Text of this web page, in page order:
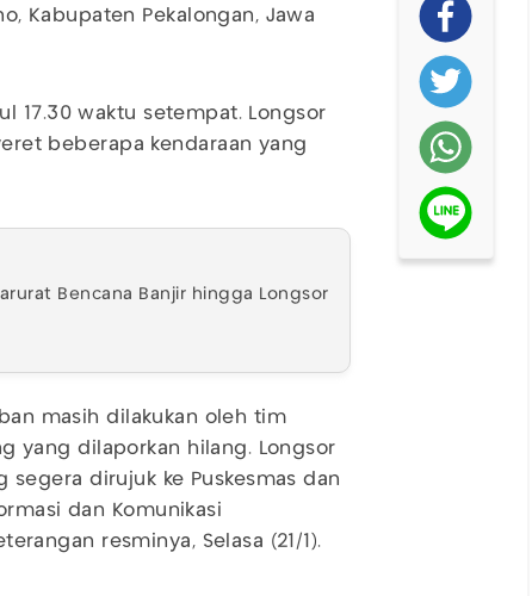
Kabupaten Pekalongan, Jawa
17.30 waktu setempat. Longsor
beberapa kendaraan yang
Bencana Banjir hingga Longsor
masih dilakukan oleh tim
yang dilaporkan hilang. Longsor
segera dirujuk ke Puskesmas dan
dan Komunikasi
resminya, Selasa (21/1).